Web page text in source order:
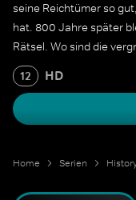
seine Reichtümer so
hat. 800 Jahre später
Rätsel. Wo sind die
12 HD
Home Serien